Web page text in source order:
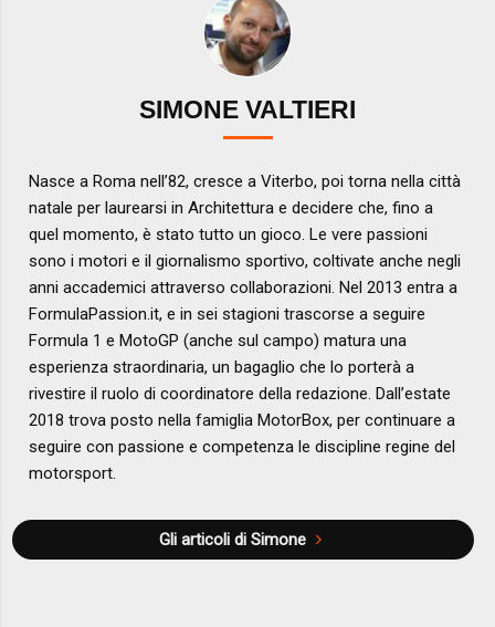
SIMONE VALTIERI
Nasce a Roma nell’82, cresce a Viterbo, poi torna nella città
natale per laurearsi in Architettura e decidere che, fino a
quel momento, è stato tutto un gioco. Le vere passioni
sono i motori e il giornalismo sportivo, coltivate anche negli
anni accademici attraverso collaborazioni. Nel 2013 entra a
FormulaPassion.it, e in sei stagioni trascorse a seguire
Formula 1 e MotoGP (anche sul campo) matura una
esperienza straordinaria, un bagaglio che lo porterà a
rivestire il ruolo di coordinatore della redazione. Dall’estate
2018 trova posto nella famiglia MotorBox, per continuare a
seguire con passione e competenza le discipline regine del
motorsport.
Gli articoli di Simone